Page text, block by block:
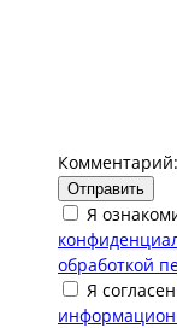
Комментарий:
Отправить
Я
обработкой
Я